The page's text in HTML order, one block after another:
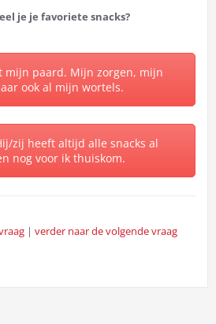
je je favoriete snacks?
mijn paard. Mijn zorgen, mijn
ook al mijn wortels.
zij heeft altijd alle snacks al
nog voor ik thuiskom.
| verder naar de volgende vraag